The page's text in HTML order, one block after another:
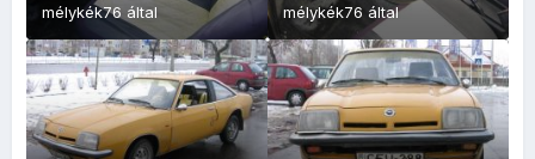
mélykék76 által
mélykék76 által